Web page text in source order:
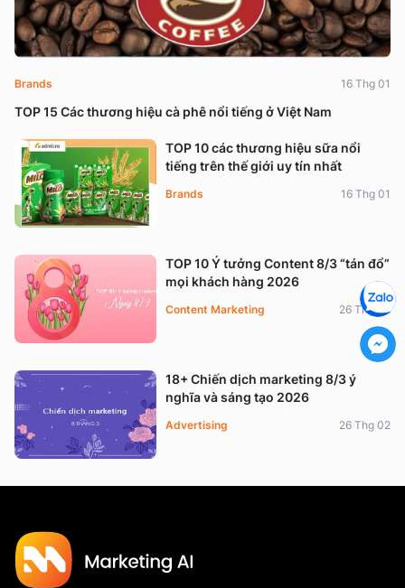
TOP 15 Các thương hiệu cà phê nổi tiếng ở Việt Nam
Brands 16 Thg 01
TOP 10 các thương hiệu sữa nổi
tiếng trên thế giới uy tín nhất
Brands 16 Thg 01
TOP 10 Ý tưởng Content 8/3 “tán đổ”
mọi khách hàng 2026
Content Marketing 26 Thg 02
18+ Chiến dịch marketing 8/3 ý
nghĩa và sáng tạo 2026
Advertising 26 Thg 02